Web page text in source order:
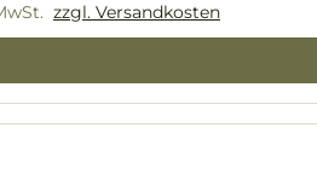
zzgl. Versandkosten